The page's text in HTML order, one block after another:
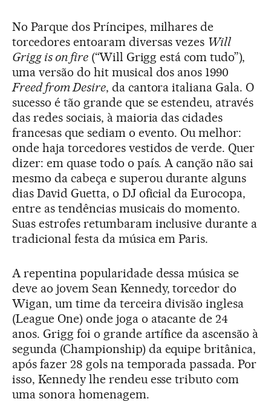
No Parque dos Príncipes, milhares de
torcedores entoaram diversas vezes Will
Grigg is on fire(“Will Grigg está com tudo”),
uma versão do hit musical dos anos 1990
Freed from Desire, da cantora italiana Gala. O
sucesso é tão grande que se estendeu, através
das redes sociais, à maioria das cidades
francesas que sediam o evento. Ou melhor:
onde haja torcedores vestidos de verde. Quer
dizer: em quase todo o país. A canção não sai
mesmo da cabeça e superou durante alguns
dias David Guetta, o DJ oficial da Eurocopa,
entre as tendências musicais do momento.
Suas estrofes retumbaram inclusive durante a
tradicional festa da música em Paris.
A repentina popularidade dessa música se
deve ao jovem Sean Kennedy, torcedor do
Wigan, um time da terceira divisão inglesa
(League One) onde joga o atacante de 24
anos. Grigg foi o grande artífice da ascensão à
segunda (Championship) da equipe britânica,
após fazer 28 gols na temporada passada. Por
isso, Kennedy lhe rendeu esse tributo com
uma sonora homenagem.